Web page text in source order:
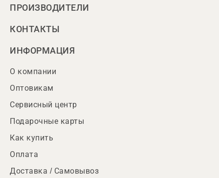
ПРОИЗВОДИТЕЛИ
КОНТАКТЫ
ИНФОРМАЦИЯ
О компании
Оптовикам
Сервисный центр
Подарочные карты
Как купить
Оплата
Доставка / Самовывоз